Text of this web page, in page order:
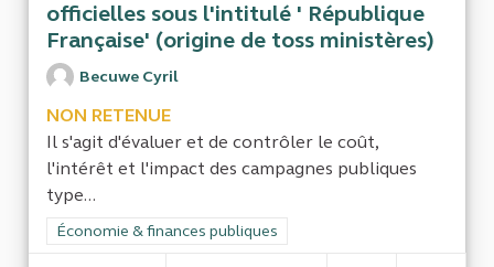
officielles sous l'intitulé ' République
Française' (origine de toss ministères)
Becuwe Cyril
NON RETENUE
Il s'agit d'évaluer et de contrôler le coût,
l'intérêt et l'impact des campagnes publiques
type...
Filtrer les résultats de la catégorie : Économie & finances
Économie & finances publiques